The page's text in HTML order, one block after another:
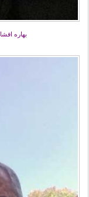
بهاره